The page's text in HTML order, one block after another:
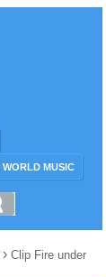
WORLD MUSIC
› Clip Fire under